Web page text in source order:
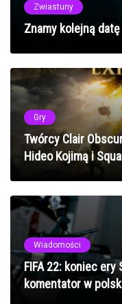
Zwiastuny
Znamy kolejną
Gry
Twórcy Clair
Hideo Kojimą i
Wiadomości
FIFA 22: koniec
komentator w